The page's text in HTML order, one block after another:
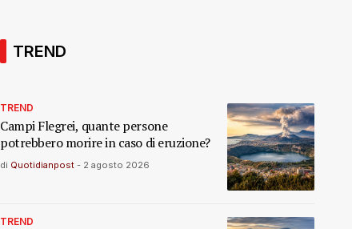
TREND
TREND
Campi Flegrei, quante persone
potrebbero morire in caso di eruzione?
di Quotidianpost - 2 agosto 2026
TREND